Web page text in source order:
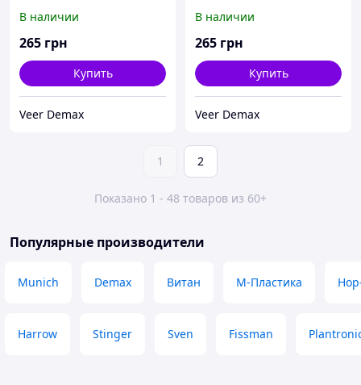
микрофибра + силикон
В наличии
265 грн
Купить
Veer Demax
микрофибра + силикон
В наличии
265 грн
Купить
Veer Demax
1 2
Показано 1 - 48 товаров из 60+
Популярные производители
Munich Demax Витан М-Пластика
Harrow Stinger Sven Fissman